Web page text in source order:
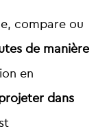
compare ou
de manière
en
dans